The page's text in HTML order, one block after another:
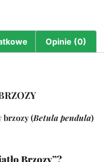
Opinie (0)
brzozy (Betula pendula)
Brzozy”?